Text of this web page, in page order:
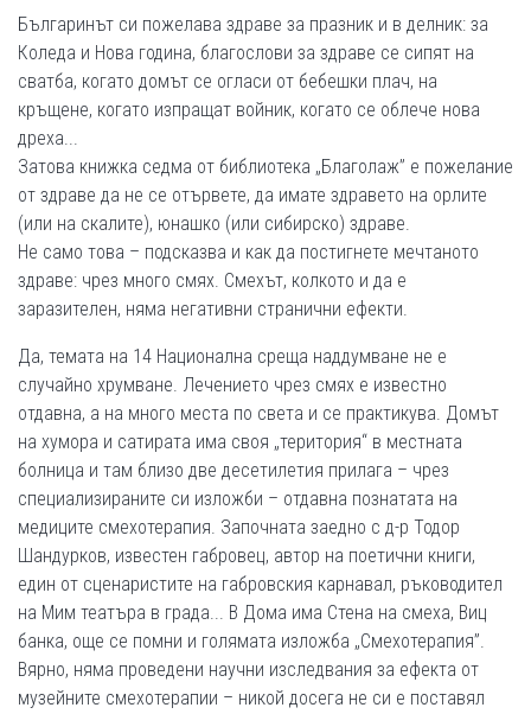
Българинът си пожелава здраве за празник и в делник: за
Коледа и Нова година, благослови за здраве се сипят на
сватба, когато домът се огласи от бебешки плач, на
кръщене, когато изпращат войник, когато се облече нова
дреха...
Затова книжка седма от библиотека „Благолаж” е пожелание
от здраве да не се отървете, да имате здравето на орлите
(или на скалите), юнашко (или сибирско) здраве.
Не само това – подсказва и как да постигнете мечтаното
здраве: чрез много смях. Смехът, колкото и да е
заразителен, няма негативни странични ефекти.
Да, темата на 14 Национална среща наддумване не е
случайно хрумване. Лечението чрез смях е известно
отдавна, а на много места по света и се практикува. Домът
на хумора и сатирата има своя „територия“ в местната
болница и там близо две десетилетия прилага – чрез
специализираните си изложби – отдавна познатата на
медиците смехотерапия. Започната заедно с д-р Тодор
Шандурков, известен габровец, автор на поетични книги,
един от сценаристите на габровския карнавал, ръководител
на Мим театъра в града... В Дома има Стена на смеха, Виц
банка, още се помни и голямата изложба „Смехотерапия”.
Вярно, няма проведени научни изследвания за ефекта от
музейните смехотерапии – никой досега не си е поставял